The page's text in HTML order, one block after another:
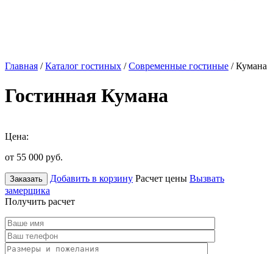
Главная /Каталог гостиных /Современные гостиные / Кумана
Гостинная Кумана
Цена:
от 55 000 руб.
Заказать Добавить в корзину Расчет цены Вызвать
замерщика
Получить расчет